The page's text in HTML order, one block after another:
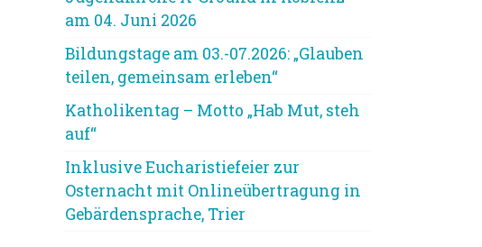
am 04. Juni 2026
Bildungstage am 03.-07.2026: „Glauben
teilen, gemeinsam erleben“
Katholikentag – Motto „Hab Mut, steh
auf“
Inklusive Eucharistiefeier zur
Osternacht mit Onlineübertragung in
Gebärdensprache, Trier